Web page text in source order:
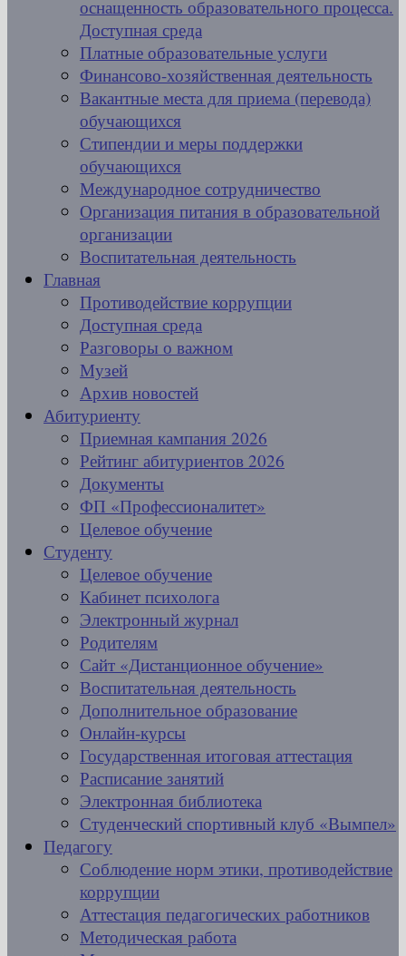
оснащенность образовательного процесса.
Доступная среда
Платные образовательные услуги
Финансово-хозяйственная деятельность
Вакантные места для приема (перевода)
обучающихся
Стипендии и меры поддержки
обучающихся
Международное сотрудничество
Организация питания в образовательной
организации
Воспитательная деятельность
Главная
Противодействие коррупции
Доступная среда
Разговоры о важном
Музей
Архив новостей
Абитуриенту
Приемная кампания 2026
Рейтинг абитуриентов 2026
Документы
ФП «Профессионалитет»
Целевое обучение
Студенту
Целевое обучение
Кабинет психолога
Электронный журнал
Родителям
Сайт «Дистанционное обучение»
Воспитательная деятельность
Дополнительное образование
Онлайн-курсы
Государственная итоговая аттестация
Расписание занятий
Электронная библиотека
Студенческий спортивный клуб «Вымпел»
Педагогу
Соблюдение норм этики, противодействие
коррупции
Аттестация педагогических работников
Методическая работа